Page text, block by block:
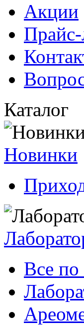
Акции
Прайс-
Каталог
Новинки
Все по